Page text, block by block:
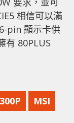
相信可以滿
pin 顯示卡供
有 80PLUS
MSI